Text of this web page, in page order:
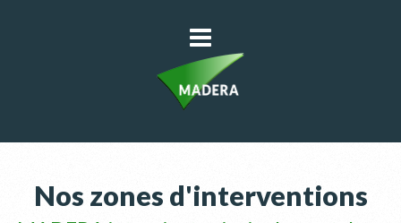
Nos zones d'interventions